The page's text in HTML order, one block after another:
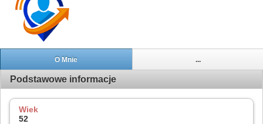
O Mnie ...
Podstawowe informacje
Wiek
52